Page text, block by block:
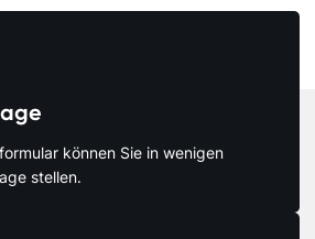
können Sie in wenigen
stellen.